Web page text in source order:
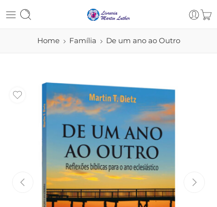
Home Família De um ano ao Outro